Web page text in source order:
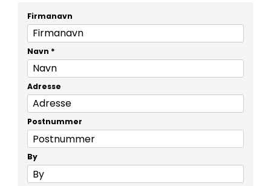
Firmanavn
Navn *
Adresse
Postnummer
By